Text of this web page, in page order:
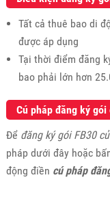
Tất cả thuê bao di
được áp dụng
Tại thời điểm đăng
bao phải lớn hơn
Cú pháp đăng ký
Để đăng ký gói FB30
pháp dưới đây hoặc
động điền cú pháp